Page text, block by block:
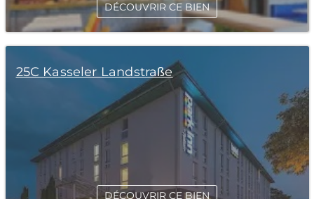
DÉCOUVRIR CE BIEN
25C Kasseler Landstraße
DÉCOUVRIR CE BIEN